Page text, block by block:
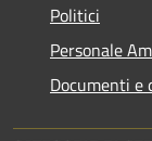
Politici
Personale
Documenti e